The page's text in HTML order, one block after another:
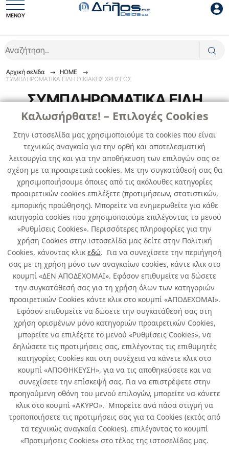
Καλωσήρθατε! – Επιλογές Cookies
Στην ιστοσελίδα μας χρησιμοποιούμε τα cookies που είναι
τεχνικώς αναγκαία για την ορθή και αποτελεσματική
λειτουργία της και για την αποθήκευση των επιλογών σας σε
σχέση με τα προαιρετικά cookies. Με την συγκατάθεσή σας θα
χρησιμοποιήσουμε όποιες από τις ακόλουθες κατηγορίες
προαιρετικών cookies επιλέξετε (προτιμήσεων, στατιστικών,
εμπορικής προώθησης). Μπορείτε να ενημερωθείτε για κάθε
κατηγορία cookies που χρησιμοποιούμε επιλέγοντας το μενού
«Ρυθμίσεις Cookies». Περισσότερες πληροφορίες για την
χρήση Cookies στην ιστοσελίδα μας δείτε στην Πολιτική
Cookies, κάνοντας κλικ εδώ. Για να συνεχίσετε την περιήγησή
σας με τη χρήση μόνο των αναγκαίων cookies, κάντε κλικ στο
κουμπί «ΔΕΝ ΑΠΟΔΕΧΟΜΑΙ». Εφόσον επιθυμείτε να δώσετε
την συγκατάθεσή σας για τη χρήση όλων των κατηγοριών
προαιρετικών Cookies κάντε κλικ στο κουμπί «ΑΠΟΔΕΧΟΜΑΙ».
Εφόσον επιθυμείτε να δώσετε την συγκατάθεσή σας στη
χρήση ορισμένων μόνο κατηγοριών προαιρετικών Cookies,
μπορείτε να επιλέξετε το μενού «Ρυθμίσεις Cookies», να
δηλώσετε τις προτιμήσεις σας, επιλέγοντας τις επιθυμητές
κατηγορίες Cookies και στη συνέχεια να κάνετε κλικ στο
κουμπί «ΑΠΟΘΗΚΕΥΣΗ», για να τις αποθηκεύσετε και να
συνεχίσετε την επίσκεψή σας. Για να επιστρέψετε στην
προηγούμενη οθόνη του μενού επιλογών, μπορείτε να κάνετε
κλικ στο κουμπί «ΑΚΥΡΟ». Μπορείτε ανά πάσα στιγμή να
τροποποιήσετε τις προτιμήσεις σας για τα Cookies (εκτός από
τα τεχνικώς αναγκαία Cookies), επιλέγοντας το κουμπί
«Προτιμήσεις Cookies» στο τέλος της ιστοσελίδας μας.
ΜΕΝΟΥ
Είσοδος
Ξέχασες το password;
Αρχική σελίδα
HOME
ΣΥΜΠΛΗΡΩΜΑΤΙΚΑ ΕΙΔΗ ΟΙΚΙΑΚΗΣ ΧΡΗΣΕΩΣ
ΣΥΜΠΛΗΡΩΜΑΤΙΚΑ ΕΙΔΗ
ΟΙΚΙΑΚΗΣ ΧΡΗΣΕΩΣ
ΣΥΜΠΛΗΡΩΜΑΤΙΚΑ ΕΙΔΗ ΟΙΚΙΑΚΗΣ ΧΡΗΣΕΩΣ
0προϊόντα
Δεν βρέθηκαν προϊόντα
Σχετικά με εμάς
Χρήσιμα
Όροι χρήσης & Ασφάλεια